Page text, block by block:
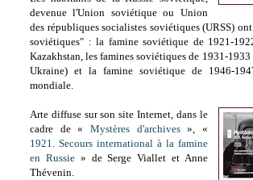
devenue l'Union soviétique ou Union
des républiques socialistes soviétiques (URSS)
soviétiques" : la famine soviétique de 1921-
Kazakhstan, les famines soviétiques de 1931-
Ukraine) et la famine soviétique de 1946-
mondiale.
Arte diffuse sur son site Internet, dans le
cadre de « Mystères d'archives», «
1921. Secours international à la famine
en Russie» de Serge Viallet et Anne
Thévenin.